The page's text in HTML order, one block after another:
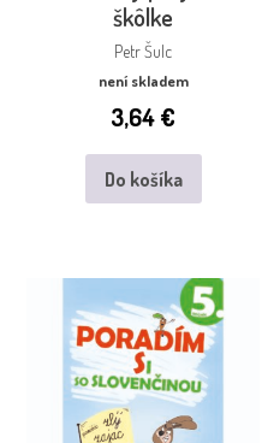
škôlke
Petr Šulc
není skladem
3,64€
Do košíka